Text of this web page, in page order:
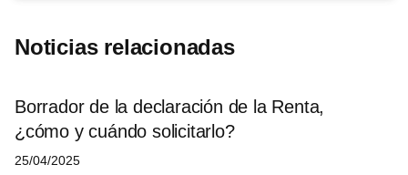
Noticias relacionadas
Borrador de la declaración de la Renta,
¿cómo y cuándo solicitarlo?
25/04/2025